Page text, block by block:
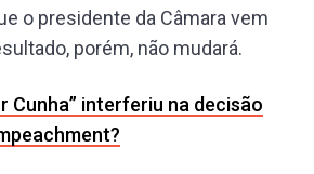
o presidente da Câmara vem
porém, não mudará.
Cunha” interferiu na decisão